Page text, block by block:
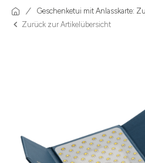
Geschenketui mit Anlasskarte:
Zurück zur Artikelübersicht